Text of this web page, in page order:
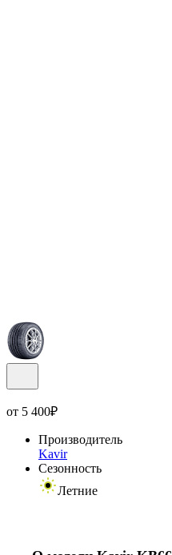
от 5 400₽
Производитель
Kavir
Сезонность
Летние